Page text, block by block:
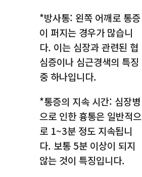
*방사통: 왼쪽 어깨로 통증
이 퍼지는 경우가 많습니
다. 이는 심장과 관련된 협
심증이나 심근경색의 특징
중 하나입니다.
*통증의 지속 시간: 심장병
으로 인한 흉통은 일반적으
로 1~3분 정도 지속됩니
다. 보통 5분 이상이 되지
않는 것이 특징입니다.